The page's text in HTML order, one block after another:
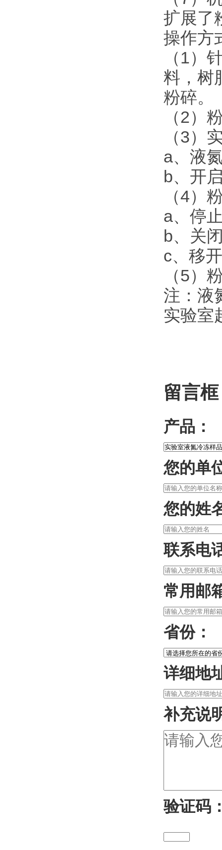
扩展了
操作方
（1）
料，树
粉碎。
（2）
（3）
a、液
b、开
（4）
a、停
b、关
c、移
（5）
注：液
实验室
留言框
产品：
您的单
您的姓
联系电
常用邮
省份：
详细地
补充说
验证码